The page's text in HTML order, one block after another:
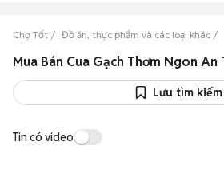
Chợ Tốt Đồ ăn, thực phẩm và các loại khác
Lưu tìm kiếm
Tin có video